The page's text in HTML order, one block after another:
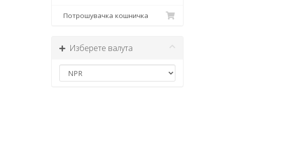
Потрошувачка кошничка
Изберете валута